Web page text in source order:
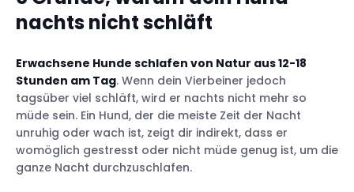
Er ist nicht müde
Er fühlt sich einsam
Er hat nicht das richtige Bettchen
Die falsche Temperatur
Die Blase ruft
Lass ihn sich austoben: Sorge für mehr
nachts nicht schläft
Erwachsene Hunde schlafen von Natur aus 12-18
Stunden am Tag. Wenn dein Vierbeiner jedoch
tagsüber viel schläft, wird er nachts nicht mehr so
müde sein. Ein Hund, der die meiste Zeit der Nacht
unruhig oder wach ist, zeigt dir indirekt, dass er
womöglich gestresst oder nicht müde genug ist, um die
ganze Nacht durchzuschlafen.